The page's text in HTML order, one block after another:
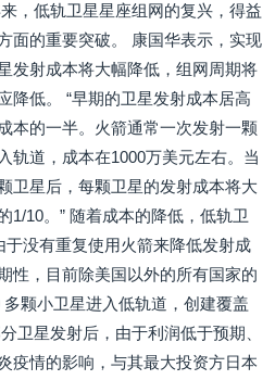
，低轨卫星星座组网的复兴，得益
面的重要突破。 康国华表示，实现
发射成本将大幅降低，组网周期将
降低。 “早期的卫星发射成本居高
本的一半。火箭通常一次发射一颗
轨道，成本在1000万美元左右。当
卫星后，每颗卫星的发射成本将大
1/10。” 随着成本的降低，低轨卫
于没有重复使用火箭来降低发射成
性，目前除美国以外的所有国家的
颗小卫星进入低轨道，创建覆盖
卫星发射后，由于利润低于预期、
疫情的影响，与其最大投资方日本